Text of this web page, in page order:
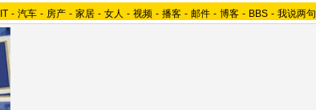
IT - 汽车 - 房产 - 家居 - 女人 - 视频 - 播客 - 邮件 - 博客 - BBS - 我说两句